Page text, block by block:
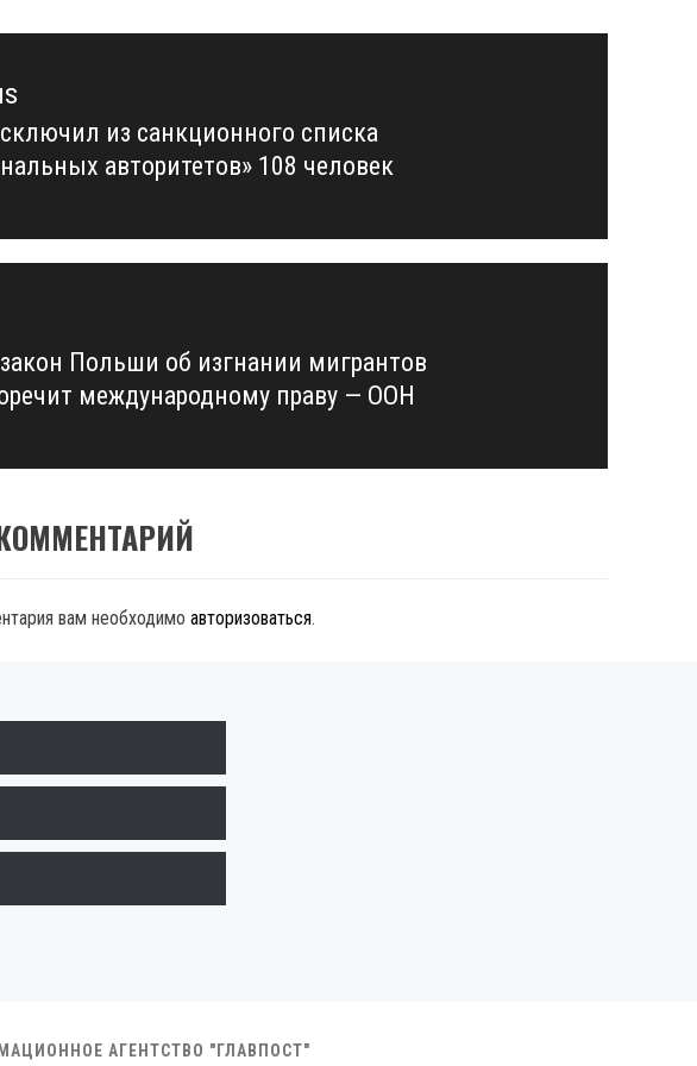
из санкционного списка
авторитетов» 108 человек
Польши об изгнании мигрантов
международному праву — ООН
вам необходимо авторизоваться.
АГЕНТСТВО "ГЛАВПОСТ"